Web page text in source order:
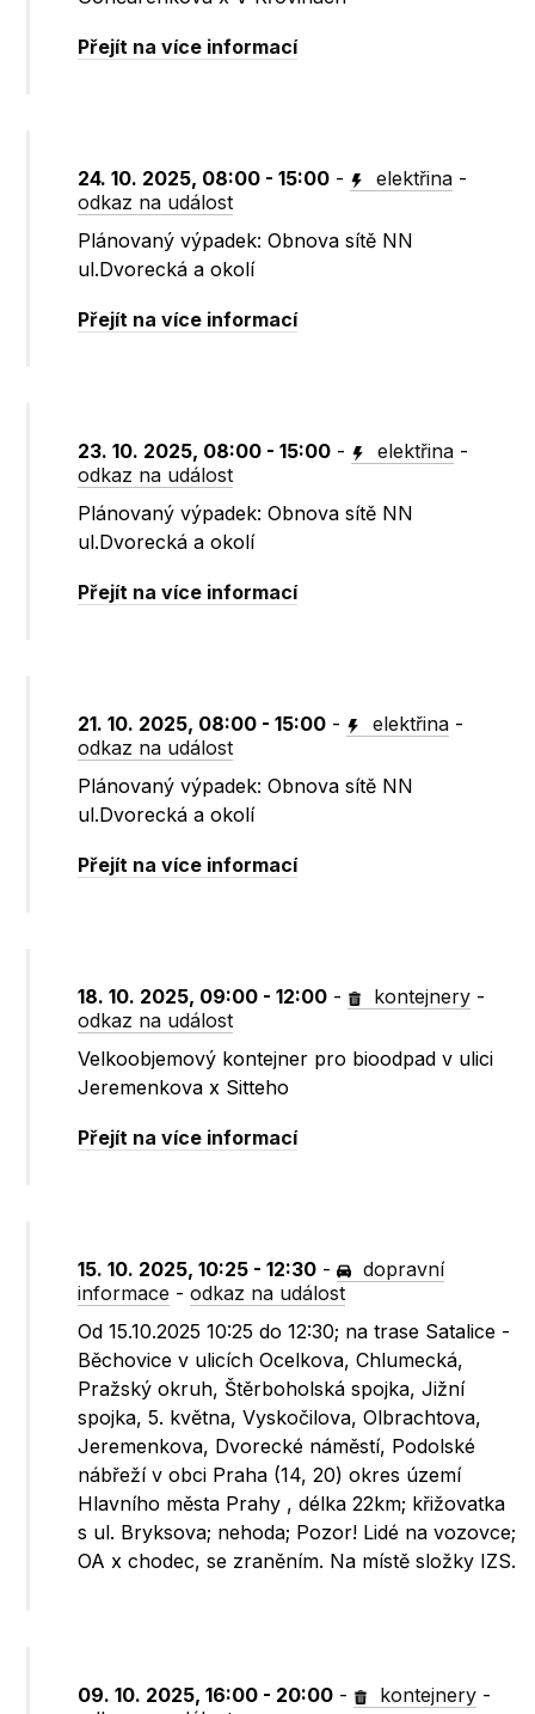
Přejít na více informací
24. 10. 2025, 08:00 - 15:00 - elektřina -
odkaz na událost
Plánovaný výpadek: Obnova sítě NN
ul.Dvorecká a okolí
Přejít na více informací
23. 10. 2025, 08:00 - 15:00 - elektřina -
odkaz na událost
Plánovaný výpadek: Obnova sítě NN
ul.Dvorecká a okolí
Přejít na více informací
21. 10. 2025, 08:00 - 15:00 - elektřina -
odkaz na událost
Plánovaný výpadek: Obnova sítě NN
ul.Dvorecká a okolí
Přejít na více informací
18. 10. 2025, 09:00 - 12:00 - kontejnery -
odkaz na událost
Velkoobjemový kontejner pro bioodpad v ulici
Jeremenkova x Sitteho
Přejít na více informací
15. 10. 2025, 10:25 - 12:30 -
dopravní
informace -odkaz na událost
Od 15.10.2025 10:25 do 12:30; na trase Satalice -
Běchovice v ulicích Ocelkova, Chlumecká,
Pražský okruh, Štěrboholská spojka, Jižní
spojka, 5. května, Vyskočilova, Olbrachtova,
Jeremenkova, Dvorecké náměstí, Podolské
nábřeží v obci Praha (14, 20) okres území
Hlavního města Prahy , délka 22km; křižovatka
s ul. Bryksova; nehoda; Pozor! Lidé na vozovce;
OA x chodec, se zraněním. Na místě složky IZS.
09. 10. 2025, 16:00 - 20:00 - kontejnery -